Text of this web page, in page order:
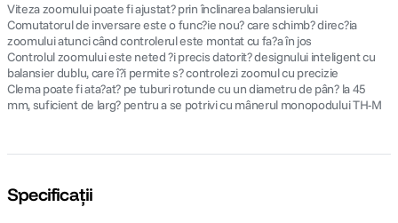
Viteza zoomului poate fi ajustat? prin înclinarea balansierului
Comutatorul de inversare este o func?ie nou? care schimb? direc?ia
zoomului atunci când controlerul este montat cu fa?a în jos
Controlul zoomului este neted ?i precis datorit? designului inteligent cu
balansier dublu, care î?i permite s? controlezi zoomul cu precizie
Clema poate fi ata?at? pe tuburi rotunde cu un diametru de pân? la 45
mm, suficient de larg? pentru a se potrivi cu mânerul monopodului TH-M
Specificații